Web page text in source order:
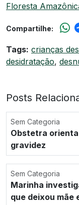
Floresta
Compartilhe:
Tags: crianças
desidratação,
Posts
Sem Categoria
Obstetra
gravidez
Sem Categoria
Marinha
que deixou mãe